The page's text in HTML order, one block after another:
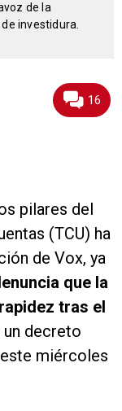
de la
investidura.
16
pilares del
(TCU) ha
de Vox, ya
que la
tras el
un decreto
miércoles